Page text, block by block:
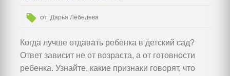
от Дарья Лебедева
Когда лучше отдавать ребенка в детский сад?
Ответ зависит не от возраста, а от готовности
ребенка. Узнайте, какие признаки говорят, что